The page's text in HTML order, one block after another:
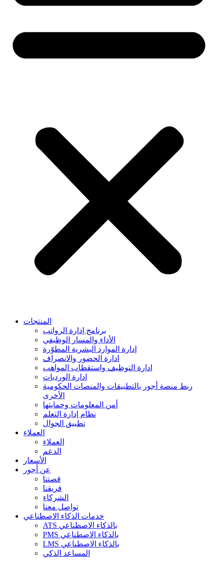
المنتجات
برنامج إدارة الرواتب
الأداء والمسار الوظيفي
إدارة الموارد البشرية المطوّرة
ادارة الحضور والانصراف
ادارة التوظيف واستقطاب المواهب
ادارة الورديات
ربط منصة أجور بالتطبيقات والمنصات الحكومية
الأخرى
أمن المعلومات وحمايتها
نظام إدارة التعلم
تطبيق الجوال
العملاء
العملاء
الدعم
الأسعار
عن أجور
قصتنا
فريقنا
الشركاء
تواصل معنا
خدمات الذكاء الاصطناعي
ATS بالذكاء الاصطناعي
PMS بالذكاء الاصطناعي
LMS بالذكاء الاصطناعي
المساعد الذكي